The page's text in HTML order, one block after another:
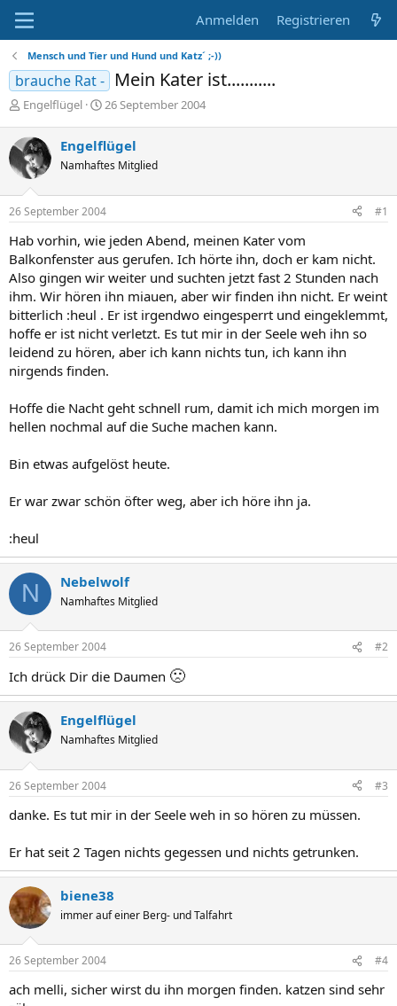
Anmelden Registrieren
Mensch und Tier und Hund und Katz´ ;-))
brauche Rat - Mein Kater ist...........
E
s
t
e
l
l
e
Engelflügel
E
t
e
l
t
m
26 September 2004
Engelflügel
Namhaftes Mitglied
26 September 2004 #1
Hab vorhin, wie jeden Abend, meinen Kater vom
Balkonfenster aus gerufen. Ich hörte ihn, doch er kam nicht.
Also gingen wir weiter und suchten jetzt fast 2 Stunden nach
ihm. Wir hören ihn miauen, aber wir finden ihn nicht. Er weint
bitterlich :heul . Er ist irgendwo eingesperrt und eingeklemmt,
hoffe er ist nicht verletzt. Es tut mir in der Seele weh ihn so
leidend zu hören, aber ich kann nichts tun, ich kann ihn
nirgends finden.
Hoffe die Nacht geht schnell rum, damit ich mich morgen im
hellen nochmal auf die Suche machen kann.
Bin etwas aufgelöst heute.
Er war zwar schön öfter weg, aber ich höre ihn ja.
:heul
N Nebelwolf
Namhaftes Mitglied
26 September 2004 #2
Ich drück Dir die Daumen 🙁
Engelflügel
Namhaftes Mitglied
26 September 2004 #3
danke. Es tut mir in der Seele weh in so hören zu müssen.
Er hat seit 2 Tagen nichts gegessen und nichts getrunken.
biene38
immer auf einer Berg- und Talfahrt
26 September 2004 #4
ach melli, sicher wirst du ihn morgen finden. katzen sind sehr